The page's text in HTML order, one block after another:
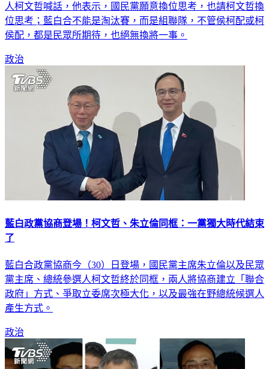
人柯文哲喊話，他表示，國民黨願意換位思考，也請柯文哲換
位思考；藍白合不能是淘汰賽，而是組聯隊，不管侯柯配或柯
侯配，都是民眾所期待，也絕無換將一事。
政治
藍白政黨協商登場！柯文哲、朱立倫同框：一黨獨大時代結束
了
藍白合政黨協商今（30）日登場，國民黨主席朱立倫以及民眾
黨主席、總統參選人柯文哲終於同框，兩人將協商建立「聯合
政府」方式、爭取立委席次極大化，以及最強在野總統候選人
產生方式。
政治